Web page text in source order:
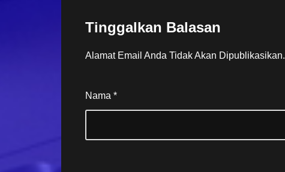
Tinggalkan Balasan
Alamat Email Anda Tidak Akan Dipublikasikan.
Nama *